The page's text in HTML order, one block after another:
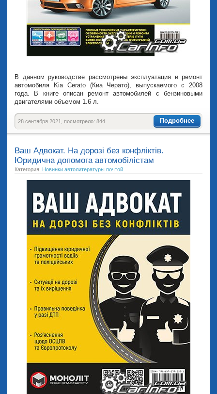
В данном руководстве рассмотрены эксплуатация и ремонт
автомобиля Kia Cerato (Киа Черато), выпускаемого с 2008
года. В книге описан ремонт автомобилей с бензиновыми
двигателями объемом 1.6 л.
Подробнее
28 сентября 2021, посмотрело: 844
Ваш Адвокат. На дорозі без конфліктів.
Юридична допомога автомобілістам
Категория: Новинки автолитературы почтой